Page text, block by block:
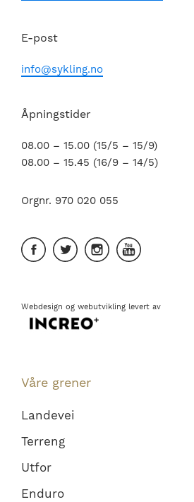
E-post
info@sykling.no
Åpningstider
08.00 – 15.00 (15/5 – 15/9)
08.00 – 15.45 (16/9 – 14/5)
Orgnr. 970 020 055
Webdesign og webutvikling levert av
Våre grener
Landevei
Terreng
Utfor
Enduro